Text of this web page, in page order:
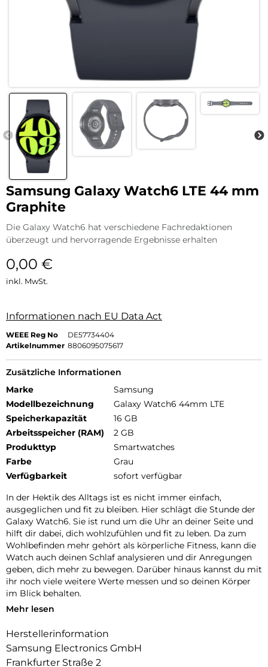
Samsung Galaxy Watch6 LTE 44 mm
Graphite
Die Galaxy Watch6 hat verschiedene Fachredaktionen
überzeugt und hervorragende Ergebnisse erhalten
0,00 €
inkl. MwSt.
Informationen nach EU Data Act
WEEE Reg No
DE57734404
Artikelnummer 8806095075617
Zusätzliche Informationen
Marke
Samsung
Modellbezeichnung
Galaxy Watch6 44mm LTE
Speicherkapazität
16 GB
Arbeitsspeicher (RAM)
2 GB
Produkttyp
Smartwatches
Farbe
Grau
Verfügbarkeit
sofort verfügbar
In der Hektik des Alltags ist es nicht immer einfach,
ausgeglichen und fit zu bleiben. Hier schlägt die Stunde der
Galaxy Watch6. Sie ist rund um die Uhr an deiner Seite und
hilft dir dabei, dich wohlzufühlen und fit zu leben. Da zum
Wohlbefinden mehr gehört als körperliche Fitness, kann die
Watch auch deinen Schlaf analysieren und dir Anregungen
geben, dich mehr zu bewegen. Darüber hinaus kannst du mit
ihr noch viele weitere Werte messen und so deinen Körper
im Blick behalten.
Auf dem bis zu 20 % größeren Display kannst du noch mehr
Rand schafft Platz für das bisher größte Display einer Galaxy
Smartwatch und mehr Raum für deine
Lieblingsanwendungen und -watchfaces.
Mehr lesen
Herstellerinformation
Samsung Electronics GmbH
Frankfurter Straße 2